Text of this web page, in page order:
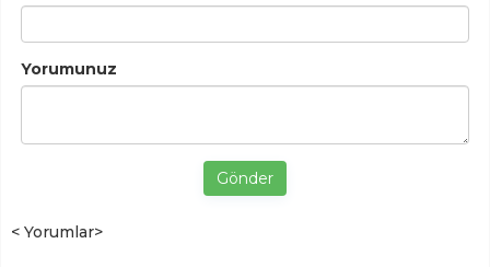
Yorumunuz
Gönder
< Yorumlar>